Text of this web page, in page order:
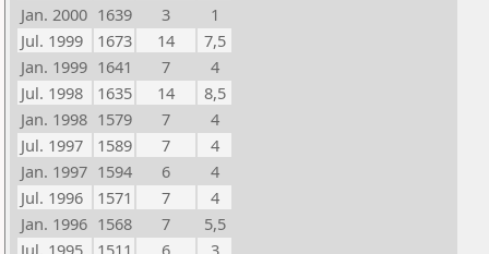
Jan. 2000 1639 3
1
Jul. 1999
1673 14
7,5
Jan. 1999 1641 7
4
Jul. 1998
1635 14
8,5
Jan. 1998 1579 7
4
Jul. 1997
1589 7
4
Jan. 1997 1594 6
4
Jul. 1996
1571 7
4
Jan. 1996 1568 7
5,5
Jul. 1995
1511 6
3